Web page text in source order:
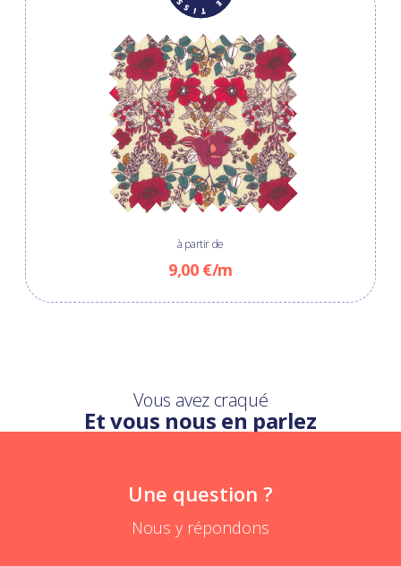
à partir de
9,00 €/m
Vous avez craqué
Et vous nous en parlez
Une question ?
Nous y répondons